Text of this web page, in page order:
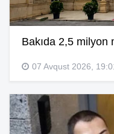
Bakıda 2,5 milyon
07 Avqust 2026,